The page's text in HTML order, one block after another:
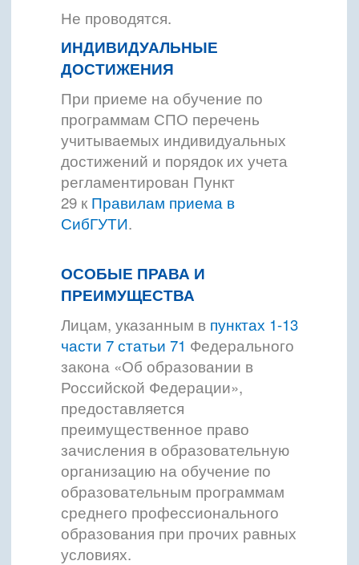
Не проводятся.
ИНДИВИДУАЛЬНЫЕ
ДОСТИЖЕНИЯ
При приеме на обучение по
программам СПО перечень
учитываемых индивидуальных
достижений и порядок их учета
регламентирован Пункт
29 к Правилам приема в
СибГУТИ.
ОСОБЫЕ ПРАВА И
ПРЕИМУЩЕСТВА
Лицам, указанным в пунктах 1-13
части 7 статьи 71 Федерального
закона «Об образовании в
Российской Федерации»,
предоставляется
преимущественное право
зачисления в образовательную
организацию на обучение по
образовательным программам
среднего профессионального
образования при прочих равных
условиях.